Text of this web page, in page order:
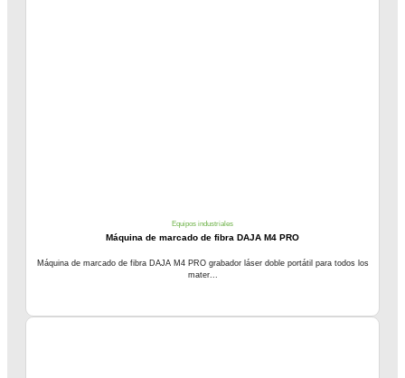
Equipos industriales
Máquina de marcado de fibra DAJA M4 PRO
Máquina de marcado de fibra DAJA M4 PRO grabador láser doble portátil para todos los
mater...